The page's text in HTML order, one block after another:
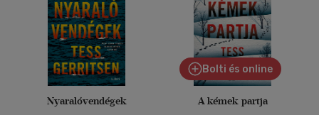
Nyaralóvendégek
Bolti és online
A kémek partja